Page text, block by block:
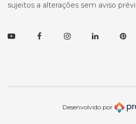
sujeitos a alterações sem aviso
YoutubeFacebookInstagramLinkedin
Desenvolvido por